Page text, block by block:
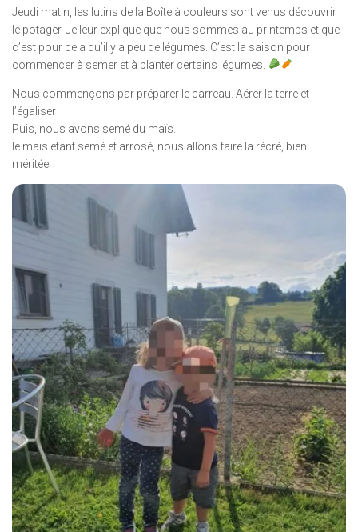
Jeudi matin, les lutins de la Boîte à couleurs sont venus découvrir
le potager. Je leur explique que nous sommes au printemps et que
c’est pour cela qu’il y a peu de légumes. C’est la saison pour
commencer à semer et à planter certains légumes.
Nous commençons par préparer le carreau. Aérer la terre et
l’égaliser
Puis, nous avons semé du maïs.
le maïs étant semé et arrosé, nous allons faire la récré, bien
méritée.